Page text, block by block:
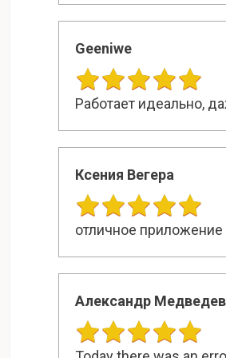
Geeniwe
Работает идеально,
Ксения Вегера
отличное приложение
Aлeкcaндp Медведев